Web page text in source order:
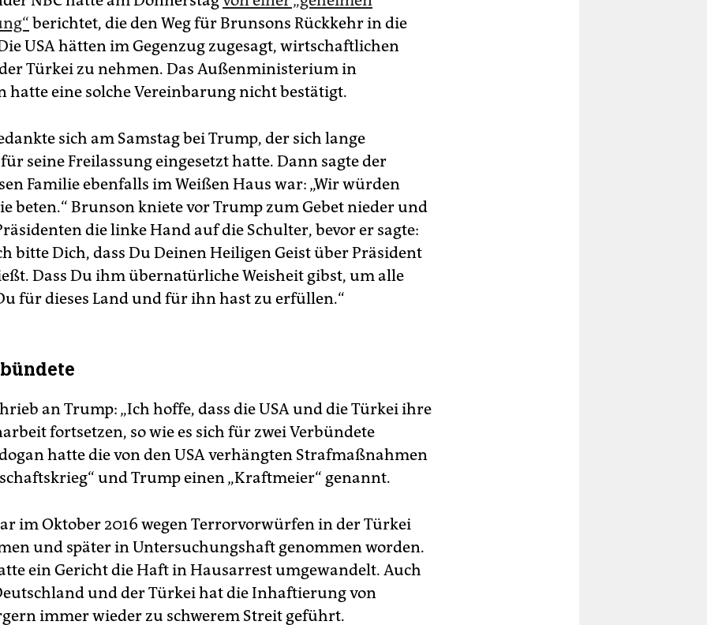
berichtet, die den Weg für Brunsons Rückkehr in die
USA hätten im Gegenzug zugesagt, wirtschaftlichen
Türkei zu nehmen. Das Außenministerium in
hatte eine solche Vereinbarung nicht bestätigt.
sich am Samstag bei Trump, der sich lange
seine Freilassung eingesetzt hatte. Dann sagte der
Familie ebenfalls im Weißen Haus war: „Wir würden
beten.“ Brunson kniete vor Trump zum Gebet nieder und
die linke Hand auf die Schulter, bevor er sagte:
bitte Dich, dass Du Deinen Heiligen Geist über Präsident
Dass Du ihm übernatürliche Weisheit gibst, um alle
für dieses Land und für ihn hast zu erfüllen.“
an Trump: „Ich hoffe, dass die USA und die Türkei ihre
fortsetzen, so wie es sich für zwei Verbündete
hatte die von den USA verhängten Strafmaßnahmen
und Trump einen „Kraftmeier“ genannt.
im Oktober 2016 wegen Terrorvorwürfen in der Türkei
und später in Untersuchungshaft genommen worden.
ein Gericht die Haft in Hausarrest umgewandelt. Auch
und der Türkei hat die Inhaftierung von
immer wieder zu schwerem Streit geführt.